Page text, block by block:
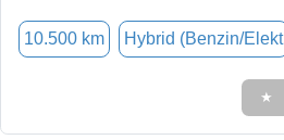
10.500 km Hybrid (Benzin/Elekt
★